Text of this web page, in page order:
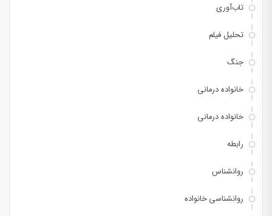
تاب‌آوری
تحلیل فیلم
جنگ
خانواده درمانی
خانواده درمانی
رابطه
روانشناس
روانشناسی خانواده